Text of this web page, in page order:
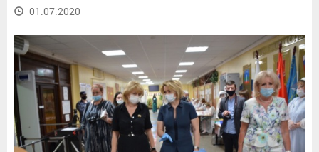
01.07.2020